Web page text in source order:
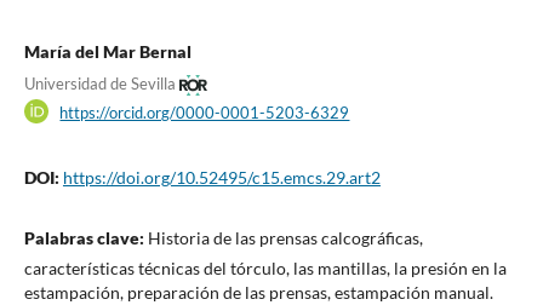
María del Mar Bernal
Universidad de Sevilla
https://orcid.org/0000-0001-5203-6329
DOI: https://doi.org/10.52495/c15.emcs.29.art2
Palabras clave: Historia de las prensas calcográficas,
características técnicas del tórculo, las mantillas, la presión en la
estampación, preparación de las prensas, estampación manual.